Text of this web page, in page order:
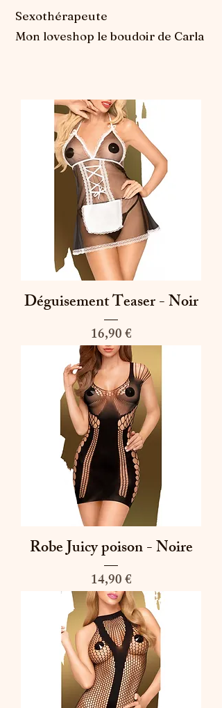
Sexothérapeute
Mon loveshop le boudoir de Carla
Déguisement Teaser - Noir
Prix
16,90 €
Robe Juicy poison - Noire
Prix
14,90 €